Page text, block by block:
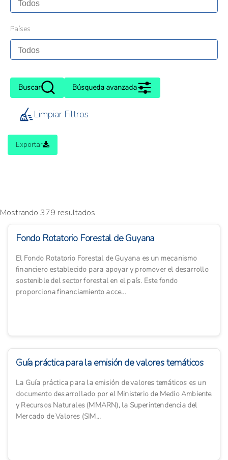
Países
Buscar Búsqueda avanzada
Limpiar Filtros
Exportar
Mostrando 379 resultados
Fondo Rotatorio Forestal de Guyana
El Fondo Rotatorio Forestal de Guyana es un mecanismo
financiero establecido para apoyar y promover el desarrollo
sostenible del sector forestal en el país. Este fondo
proporciona financiamiento acce...
Guía práctica para la emisión de valores temáticos
La Guía práctica para la emisión de valores temáticos es un
documento desarrollado por el Ministerio de Medio Ambiente
y Recursos Naturales (MMARN), la Superintendencia del
Mercado de Valores (SIM...